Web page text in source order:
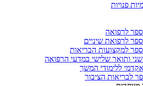
פנויות
לרפואה
לרפואת שיניים
למקצועות הבריאות
ותואר שלישי במדעי הרפואה
ללימודי המשך
לבריאות הציבור